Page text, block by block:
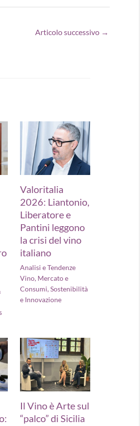
Articolo successivo →
Valoritalia
2026: Liantonio,
Liberatore e
Pantini leggono
la crisi del vino
italiano
Analisi e Tendenze
Vino, Mercato e
Consumi,Sostenibilità
e Innovazione
Il Vino è Arte sul
“palco” di Sicilia